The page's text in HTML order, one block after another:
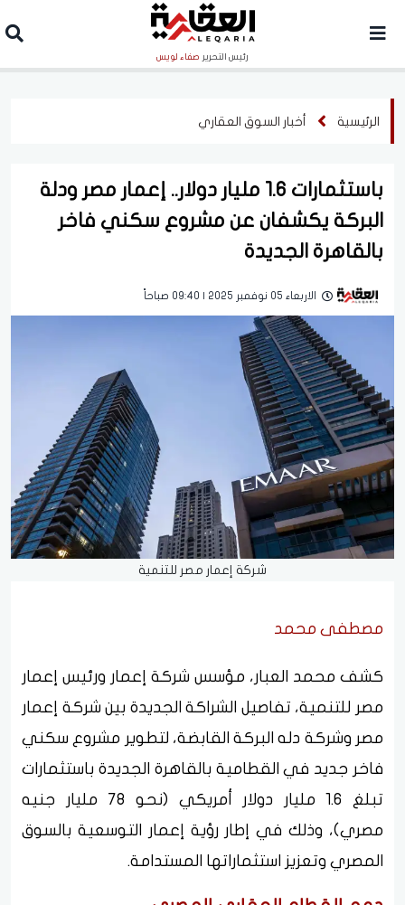
رئيس التحرير صفاء لويس
الرئيسية أخبار السوق العقاري
باستثمارات 1.6 مليار دولار.. إعمار مصر ودلة
البركة يكشفان عن مشروع سكني فاخر
بالقاهرة الجديدة
الاربعاء 05 نوفمبر 2025 | 09:40 صباحاً
شركة إعمار مصر للتنمية
مصطفى محمد
كشف محمد العبار، مؤسس شركة إعمار ورئيس إعمار
مصر للتنمية، تفاصيل الشراكة الجديدة بين شركة إعمار
مصر وشركة دله البركة القابضة، لتطوير مشروع سكني
فاخر جديد في القطامية بالقاهرة الجديدة باستثمارات
تبلغ 1.6 مليار دولار أمريكي (نحو 78 مليار جنيه
مصري)، وذلك في إطار رؤية إعمار التوسعية بالسوق
المصري وتعزيز استثماراتها المستدامة.